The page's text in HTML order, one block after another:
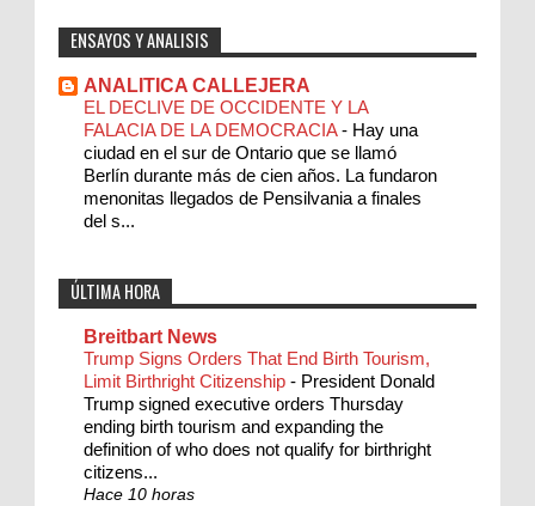
ENSAYOS Y ANALISIS
ANALITICA CALLEJERA
EL DECLIVE DE OCCIDENTE Y LA
FALACIA DE LA DEMOCRACIA- Hay una
ciudad en el sur de Ontario que se llamó
Berlín durante más de cien años. La fundaron
menonitas llegados de Pensilvania a finales
del s...
ÚLTIMA HORA
Breitbart News
Trump Signs Orders That End Birth Tourism,
Limit Birthright Citizenship - President Donald
Trump signed executive orders Thursday
ending birth tourism and expanding the
definition of who does not qualify for birthright
citizens...
Hace 10 horas